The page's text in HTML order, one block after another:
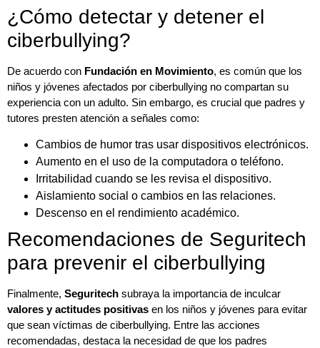
¿Cómo detectar y detener el
ciberbullying?
De acuerdo con Fundación en Movimiento, es común que los
niños y jóvenes afectados por ciberbullying no compartan su
experiencia con un adulto. Sin embargo, es crucial que padres y
tutores presten atención a señales como:
Cambios de humor tras usar dispositivos electrónicos.
Aumento en el uso de la computadora o teléfono.
Irritabilidad cuando se les revisa el dispositivo.
Aislamiento social o cambios en las relaciones.
Descenso en el rendimiento académico.
Recomendaciones de Seguritech
para prevenir el ciberbullying
Finalmente, Seguritech subraya la importancia de inculcar
valores y actitudes positivas en los niños y jóvenes para evitar
que sean víctimas de ciberbullying. Entre las acciones
recomendadas, destaca la necesidad de que los padres